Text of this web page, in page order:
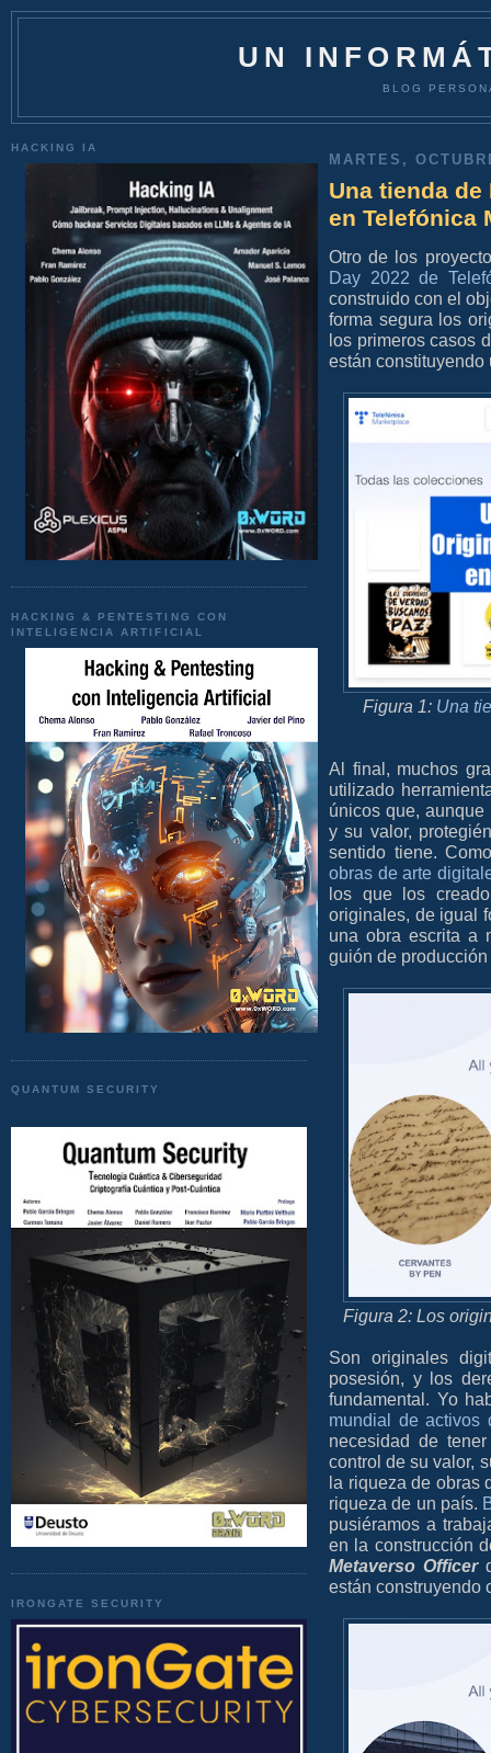
UN
BLOG
HACKING IA
HACKING & PENTESTING CON
INTELIGENCIA ARTIFICIAL
QUANTUM SECURITY
IRONGATE SECURITY
MARTES,
Una tienda de
en Telefónica
Otro de los
Day 2022 de
construido con el
forma segura los
los primeros casos
están
Figura 1: Una
Al final, muchos
utilizado
únicos que,
y su valor,
sentido tiene.
obras de arte
los que los
originales, de igual
una obra escrita a
guión de
Figura 2: Los
Son originales
posesión, y los
fundamental. Yo
mundial de activos
necesidad de
control de su valor,
la riqueza de obras
riqueza de un país.
pusiéramos a
en la construcción
Metaverso Officer
están construyendo